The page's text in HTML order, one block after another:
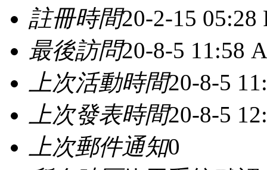
註冊時間20-2-15 05:28
最後訪問20-8-5 11:58
上次活動時間20-8-5
上次發表時間20-8-5
上次郵件通知0